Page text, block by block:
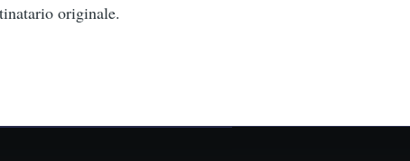
originale.